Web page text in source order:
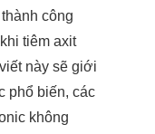
công
tiêm axit
này sẽ giới
phổ biến, các
không